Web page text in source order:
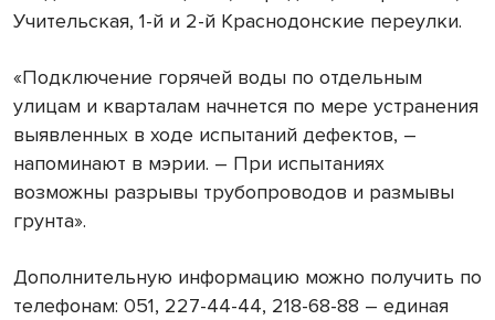
Учительская, 1-й и 2-й Краснодонские переулки.
«Подключение горячей воды по отдельным
улицам и кварталам начнется по мере устранения
выявленных в ходе испытаний дефектов, –
напоминают в мэрии. – При испытаниях
возможны разрывы трубопроводов и размывы
грунта».
Дополнительную информацию можно получить по
телефонам: 051, 227-44-44, 218-68-88 – единая